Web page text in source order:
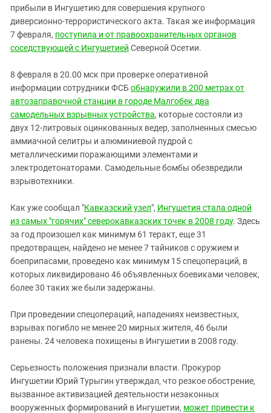
прибыли в Ингушетию для совершения крупного
диверсионно-террористического акта. Такая же информация
7 февраля, поступила и от правоохранительных органов
соседствующей с Ингушетией Северной Осетии.
8 февраля в 20.00 мск при проверке оперативной
информации сотрудники ФСБ обнаружили в 200 метрах от
автозаправочной станции в городе Малгобек два
самодельных взрывных устройства, которые состояли из
двух 12-литровых оцинкованных ведер, заполненных смесью
аммиачной селитры и алюминиевой пудрой с
металлическими поражающими элементами и
электродетонаторами. Самодельные бомбы обезвредили
взрывотехники.
Как уже сообщал "Кавказский узел", Ингушетия стала одной
из самых "горячих" северокавказских точек в 2008 году. Здесь
за год произошел как минимум 61 теракт, еще 31
предотвращен, найдено не менее 7 тайников с оружием и
боеприпасами, проведено как минимум 15 спецопераций, в
которых ликвидировано 46 объявленных боевиками человек,
более 30 таких же были задержаны.
При проведении спецопераций, нападениях неизвестных,
взрывах погибло не менее 20 мирных жителя, 46 были
ранены. 24 человека похищены в Ингушетии в 2008 году.
Серьезность положения признали власти. Прокурор
Ингушетии Юрий Турыгин утверждал, что резкое обострение,
вызванное активизацией деятельности незаконных
вооруженных формирований в Ингушетии, может привести к